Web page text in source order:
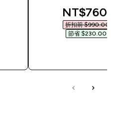
NT$760‎
折扣前 $990.00‎
節省 $230.00‎